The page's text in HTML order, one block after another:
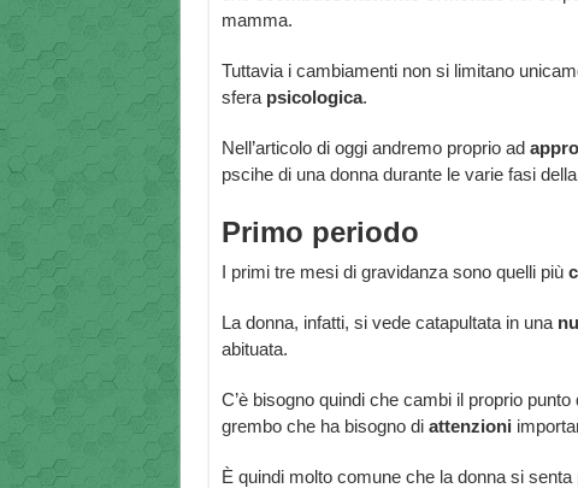
mamma.
Tuttavia i cambiamenti non si limitano
sfera psicologica.
Nell’articolo di oggi andremo proprio ad
pscihe di una donna durante le varie fasi
Primo periodo
I primi tre mesi di gravidanza sono quelli più
La donna, infatti, si vede catapultata in una
abituata.
C’è bisogno quindi che cambi il proprio
grembo che ha bisogno di attenzioni
È quindi molto comune che la donna si